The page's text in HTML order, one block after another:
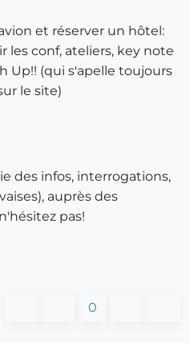
et réserver un hôtel:
les conf, ateliers, key note
Up!! (qui s'apelle toujours
le site)
des infos, interrogations,
auprès des
pas!
0